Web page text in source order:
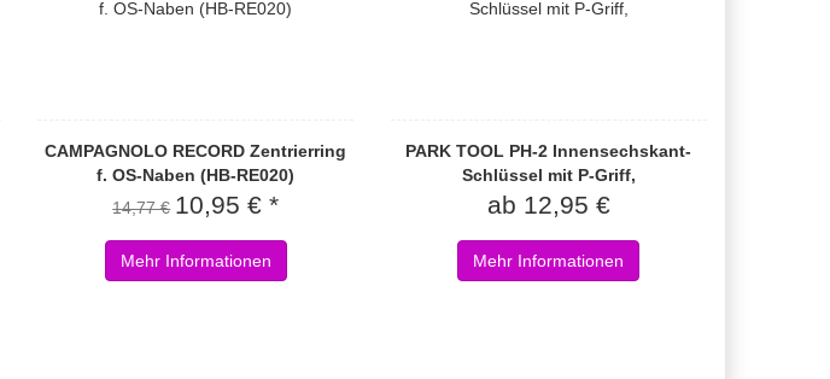
CAMPAGNOLO RECORD Zentrierring
f. OS-Naben (HB-RE020)
14,77 € 10,95 € *
Mehr Informationen
PARK TOOL PH-2 Innensechskant-
Schlüssel mit P-Griff,
ab 12,95 €
Mehr Informationen